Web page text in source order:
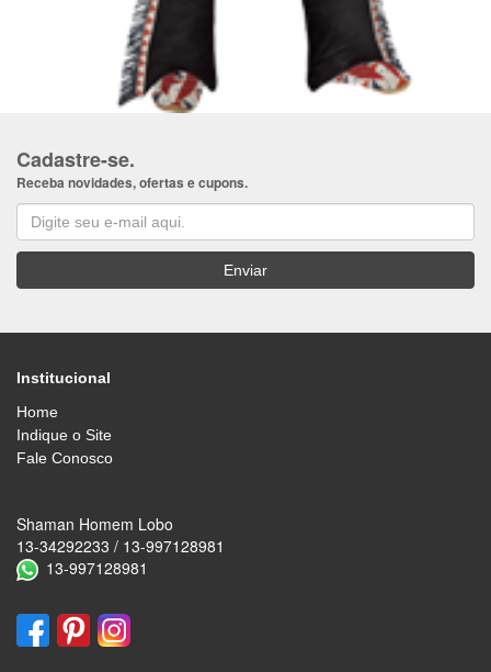
Cadastre-se.
Receba novidades, ofertas e cupons.
Institucional
Home
Indique o Site
Fale Conosco
Shaman Homem Lobo
13-34292233 / 13-997128981
13-997128981